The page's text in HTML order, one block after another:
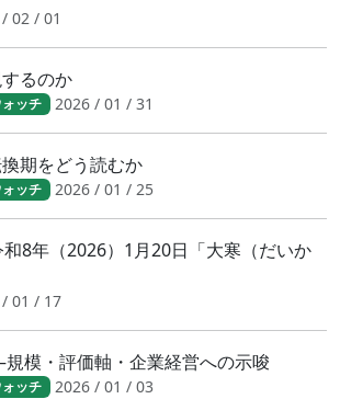
02 / 01
るのか
ッチ 2026 / 01 / 31
期をどう読むか
ッチ 2026 / 01 / 25
8年（2026）1月20日「大寒（だいか
01 / 17
模・評価軸・企業経営への示唆
ッチ 2026 / 01 / 03